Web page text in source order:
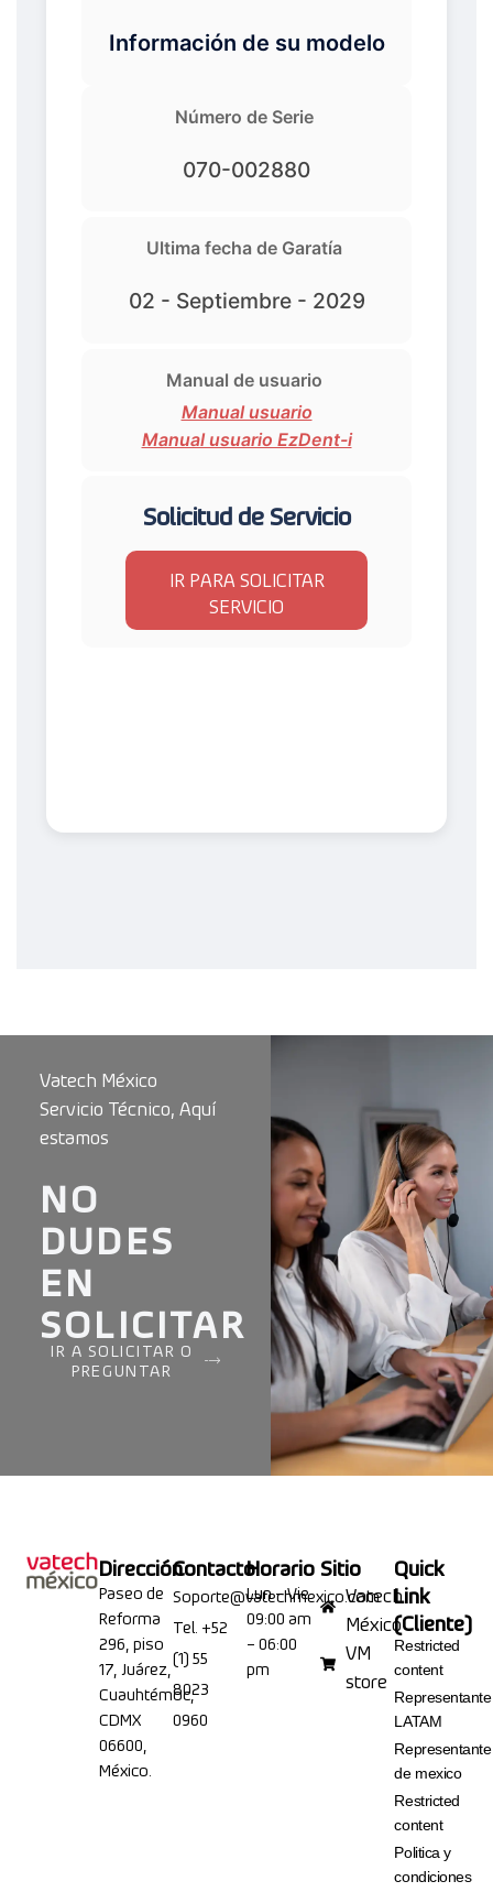
Información de su modelo
Número de Serie
070-002880
Ultima fecha de Garatía
02 - Septiembre - 2029
Manual de usuario
Manual usuario
Manual usuario EzDent-i
Solicitud de Servicio
IR PARA SOLICITAR
SERVICIO
Vatech México
Servicio Técnico, Aquí
estamos
NO
DUDES
EN
SOLICITAR
IR A SOLICITAR O
PREGUNTAR
Dirección
Paseo de
Reforma
296, piso
17, Juárez,
Cuauhtémoc,
CDMX
06600,
México.
Contacto
Soporte@vatechmexico.com
Tel. +52
(1) 55
8023
0960
Horario
Lun – Vie
09:00 am
– 06:00
pm
Sitio
Vatech
México
VM
store
Quick
Link
(Cliente)
Restricted
content
Representante
LATAM
Representante
de mexico
Restricted
content
Politica y
condiciones